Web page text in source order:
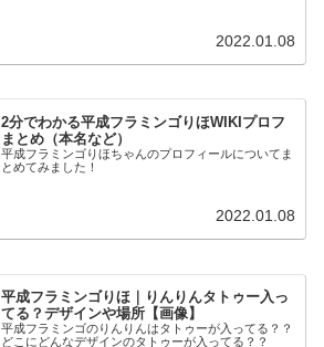
2022.01.08
2分でわかる平成フラミンゴりほWIKIプロフ
まとめ（本名など）
平成フラミンゴりほちゃんのプロフィールについてま
とめてみました！
2022.01.08
平成フラミンゴりほ｜りんりんタトゥー入っ
てる？デザインや場所【画像】
平成フラミンゴのりんりんはタトゥーが入ってる？？
どこにどんなデザインのタトゥーが入ってる？？